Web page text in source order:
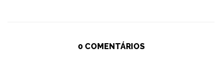
0 COMENTÁRIOS